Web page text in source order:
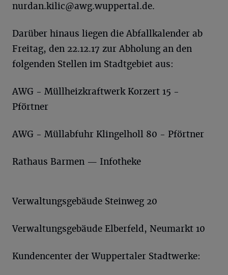
nurdan.kilic@awg.wuppertal.de.
Darüber hinaus liegen die Abfallkalender ab
Freitag, den 22.12.17 zur Abholung an den
folgenden Stellen im Stadtgebiet aus:
AWG - Müllheizkraftwerk Korzert 15 -
Pförtner
AWG - Müllabfuhr Klingelholl 80 - Pförtner
Rathaus Barmen — Infotheke
Verwaltungsgebäude Steinweg 20
Verwaltungsgebäude Elberfeld, Neumarkt 10
Kundencenter der Wuppertaler Stadtwerke: